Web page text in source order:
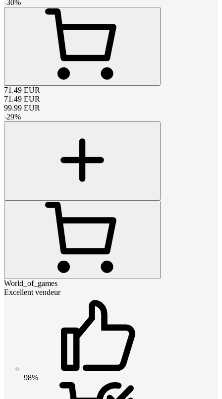
-30%
71.49 EUR
71.49 EUR
99.99 EUR
-29%
World_of_games
Excellent vendeur
98%